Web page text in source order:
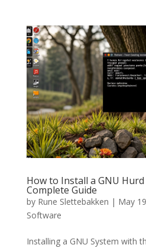
How to Install a GNU
Complete Guide
by Rune Slettebakken | May
Software
Installing a GNU System with